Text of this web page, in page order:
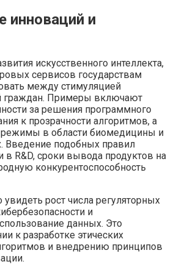
инноваций и
искусственного интеллекта,
сервисов государствам
между стимуляцией
граждан. Примеры включают
за решения программного
к прозрачности алгоритмов, а
режимы в области биомедицины и
Введение подобных правил
в R&D, сроки вывода продуктов на
конкурентоспособность
рост числа регуляторных
и
данных. Это
к разработке этических
и внедрению принципов